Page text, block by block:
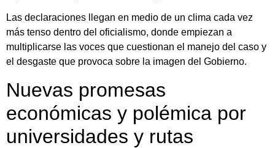
Las declaraciones llegan en medio de un clima cada vez
más tenso dentro del oficialismo, donde empiezan a
multiplicarse las voces que cuestionan el manejo del caso y
el desgaste que provoca sobre la imagen del Gobierno.
Nuevas promesas
económicas y polémica por
universidades y rutas